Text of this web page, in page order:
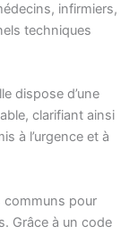
infirmiers,
techniques
dispose d’une
clarifiant ainsi
à l’urgence et à
communs pour
Grâce à un code